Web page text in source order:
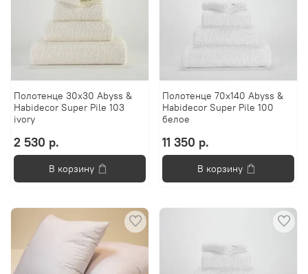
Полотенце 30x30 Abyss &
Habidecor Super Pile 103
ivory
2 530 р.
В корзину
Полотенце 70х140 Abyss &
Habidecor Super Pile 100
белое
11 350 р.
В корзину